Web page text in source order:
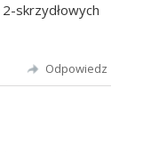
skrzydłowych
Odpowiedz